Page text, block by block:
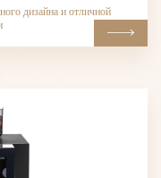
дизайна и отличной